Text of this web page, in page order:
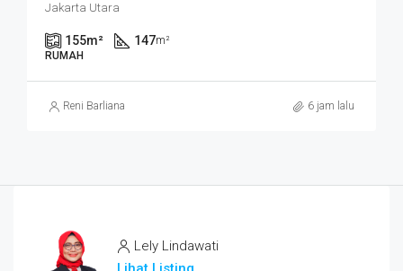
Jakarta Utara
155m² 147m²
RUMAH
Reni Barliana 6 jam lalu
Lely Lindawati